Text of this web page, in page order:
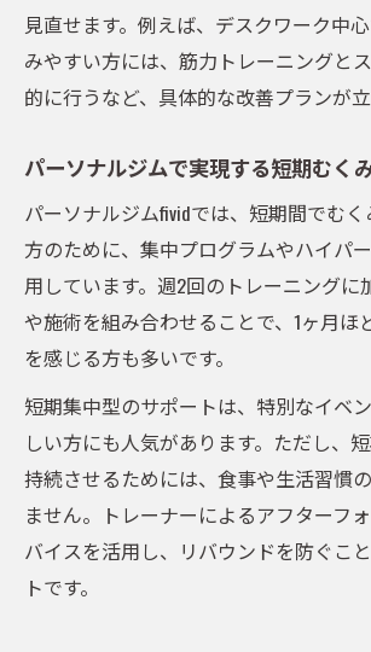
見直せます。例えば、デスクワーク中
みやすい方には、筋力トレーニングと
的に行うなど、具体的な改善プランが立
パーソナルジムで実現する短期むく
パーソナルジムfividでは、短期間でむ
方のために、集中プログラムやハイパ
用しています。週2回のトレーニングに
や施術を組み合わせることで、1ヶ月ほ
を感じる方も多いです。
短期集中型のサポートは、特別なイベ
しい方にも人気があります。ただし、
持続させるためには、食事や生活習慣
ません。トレーナーによるアフターフ
バイスを活用し、リバウンドを防ぐこ
トです。